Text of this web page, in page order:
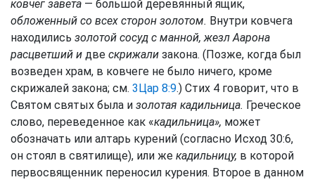
ковчег завета — большой деревянный ящик,
обложенный со всех сторон золотом. Внутри ковчега
находились золотой сосуд с манной, жезл Аарона
расцветший и две скрижали закона. (Позже, когда был
возведен храм, в ковчеге не было ничего, кроме
скрижалей закона; см. 3Цар 8:9.) Стих 4 говорит, что в
Святом святых была и золотая кадильница. Греческое
слово, переведенное как «кадильница», может
обозначать или алтарь курений (согласно Исход 30:6,
он стоял в святилище), или же кадильницу, в которой
первосвященник переносил курения. Второе в данном